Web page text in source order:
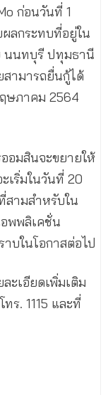
ก่อนวันที่ 1
ลกระทบที่อยู่ใน
นนทบุรี ปทุมธานี
สามารถยื่นกู้ได้
ษภาคม 2564
อมสินจะขยายให้
เริ่มในวันที่ 20
สามสำหรับใน
พพลิเคชั่น
บในโอกาสต่อไป
ะเอียดเพิ่มเติม
ร. 1115 และที่